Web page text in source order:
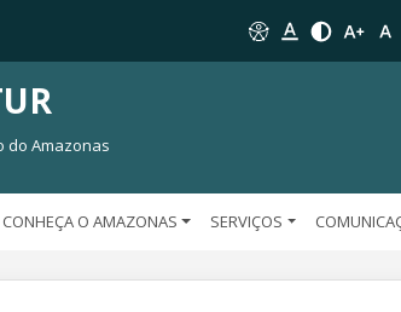
do Amazonas
CONHEÇA O AMAZONAS SERVIÇOS